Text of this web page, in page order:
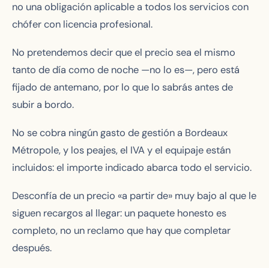
no una obligación aplicable a todos los servicios con
chófer con licencia profesional.
No pretendemos decir que el precio sea el mismo
tanto de día como de noche —no lo es—, pero está
fijado de antemano, por lo que lo sabrás antes de
subir a bordo.
No se cobra ningún gasto de gestión a Bordeaux
Métropole, y los peajes, el IVA y el equipaje están
incluidos: el importe indicado abarca todo el servicio.
Desconfía de un precio «a partir de» muy bajo al que le
siguen recargos al llegar: un paquete honesto es
completo, no un reclamo que hay que completar
después.